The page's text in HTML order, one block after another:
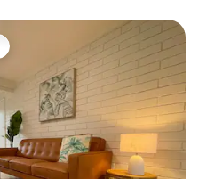
plus appréciés